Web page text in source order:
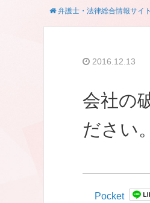
弁護士・法律総合情報サイト
2016.12.13
会社の
ださい。
Pocket